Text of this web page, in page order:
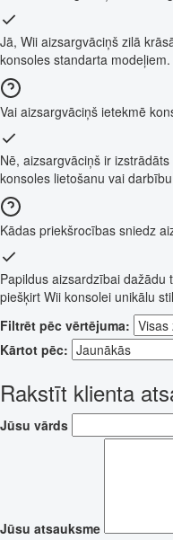
Jā, Wii aizsargvāciņš zilā
konsoles standarta modeļiem.
Vai aizsargvāciņš ietekmē
Nē, aizsargvāciņš ir
konsoles lietošanu vai
Kādas priekšrocības sniedz
Papildus aizsardzībai dažādu
piešķirt Wii konsolei unikālu
Filtrēt pēc vērtējuma:
Kārtot pēc:
Rakstīt klienta
Jūsu vārds
Jūsu atsauksme